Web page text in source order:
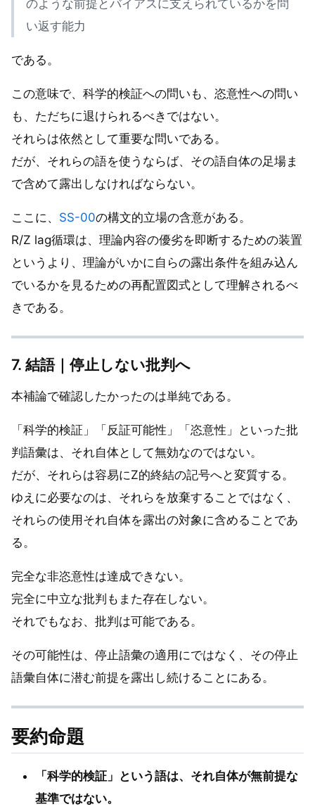
のような前提とバイアスに支えられているかを問
い返す能力
である。
この意味で、科学的検証への問いも、恣意性への問い
も、ただちに退けられるべきではない。
それらは依然として重要な問いである。
だが、それらの語を使うならば、その語自体の足場ま
で含めて露出しなければならない。
ここに、 SS-00の構文的立場の含意がある。
R/Z lag循環は、理論内容の優劣を即断するための装置
というより、理論がいかに自らの露出条件を組み込ん
でいるかを見るための再配置図式として理解されるべ
きである。
7. 結語｜停止しない批判へ
本補論で確認したかったのは単純である。
「科学的検証」「反証可能性」「恣意性」といった批
判語彙は、それ自体として無効なのではない。
だが、それらは容易にZ的終結の記号へと変質する。
ゆえに必要なのは、それらを放棄することではなく、
それらの使用それ自体を露出の対象に含めることであ
る。
完全な非恣意性は達成できない。
完全に中立な批判もまた存在しない。
それでもなお、批判は可能である。
その可能性は、停止語彙の適用にではなく、その停止
語彙自体に潜む前提を露出し続けることにある。
要約命題
「科学的検証」という語は、それ自体が無前提な
基準ではない。